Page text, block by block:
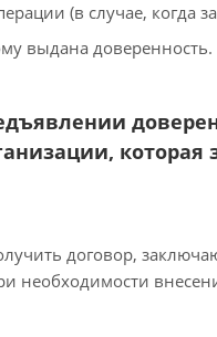
(в случае, когда
выдана доверенность.
которая
договор,
необходимости